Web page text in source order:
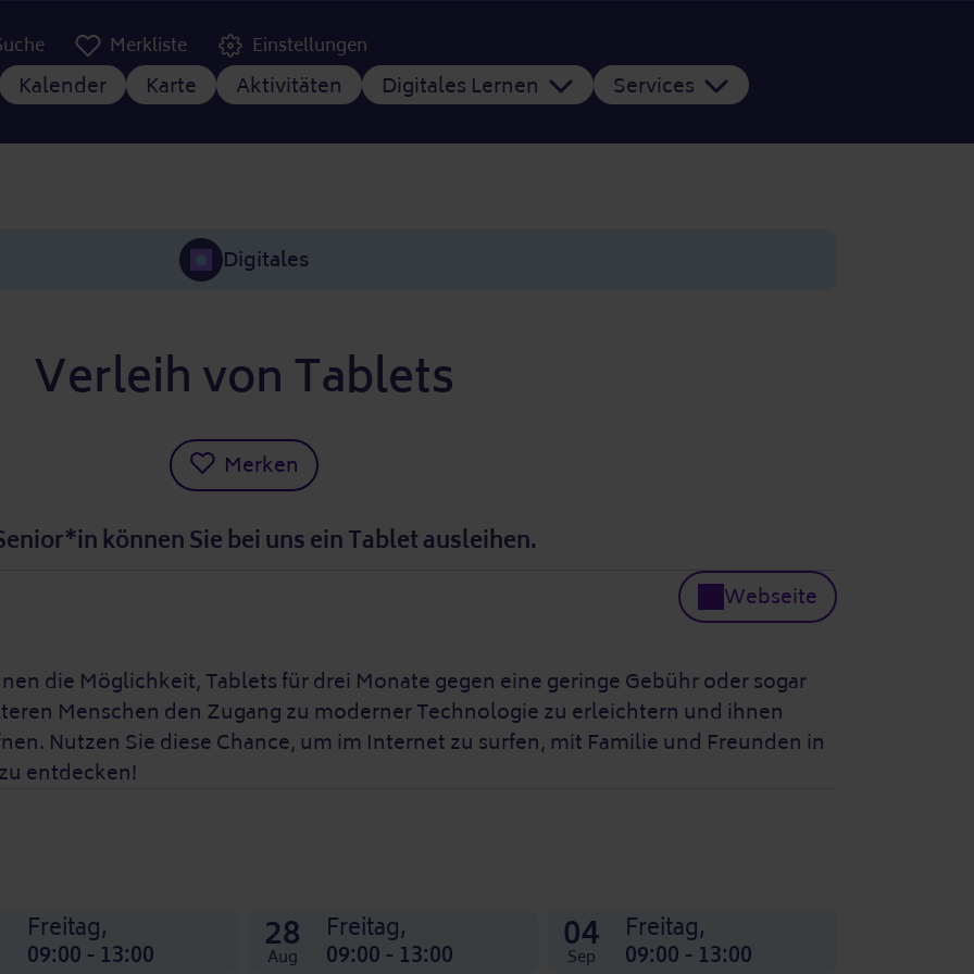
Kalender Karte Aktivitäten Digitales Lernen Services
Kopfzeile Merkliste Einstellungen
Digitales
Verleih von Tablets
Merken
können Sie bei uns ein Tablet ausleihen.
Webseite
die Möglichkeit, Tablets für drei Monate gegen eine geringe Gebühr oder sogar
Menschen den Zugang zu moderner Technologie zu erleichtern und ihnen
Nutzen Sie diese Chance, um im Internet zu surfen, mit Familie und Freunden in
entdecken!
Freitag,
09:00 - 13:00 28
Aug
Freitag,
09:00 - 13:00 04
Sep
Freitag,
09:00 - 13:00